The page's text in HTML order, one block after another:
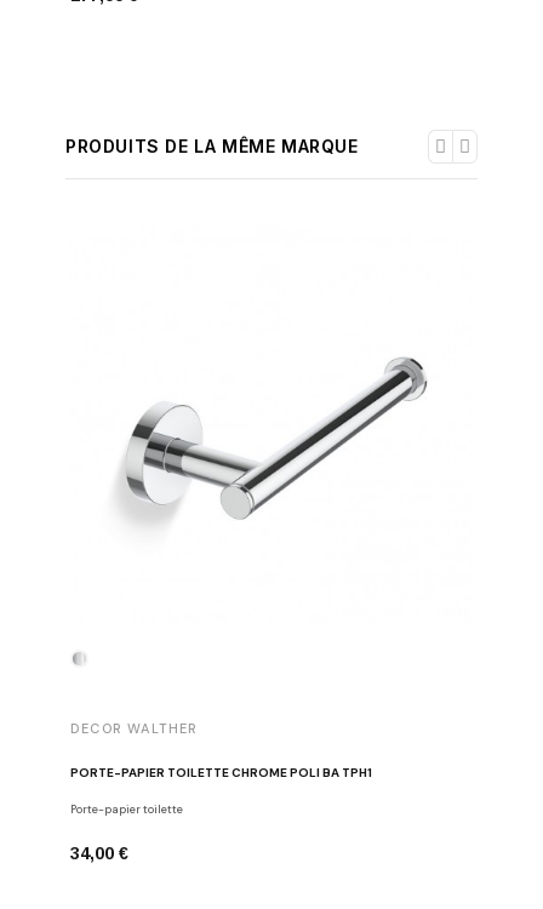
PRODUITS DE LA MÊME MARQUE
DECOR WALTHER
PORTE-PAPIER TOILETTE CHROME POLI BA TPH1
Porte-papier toilette
34,00 €